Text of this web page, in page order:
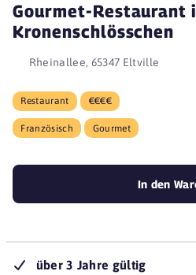
Gourmet-Restaurant
Kronenschlösschen
Rheinallee, 65347 Eltville
Restaurant €€€€
Französisch Gourmet
In den
über 3 Jahre gültig